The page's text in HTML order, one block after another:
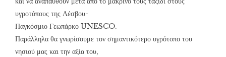
υγροτόπους της Λέσβου-
Παγκόσμιο Γεωπάρκο UNESCO.
Παράλληλα θα γνωρίσουμε τον σημαντικότερο υγρότοπο του
νησιού μας και την αξία του,